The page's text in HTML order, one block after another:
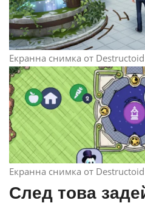
Екранна снимка от Destructoid
Екранна снимка от Destructoid
След това